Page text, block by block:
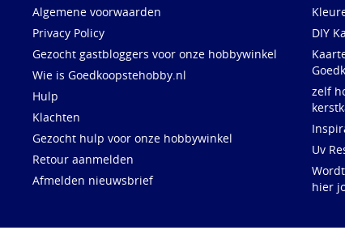
Algemene voorwaarden
Privacy Policy
Gezocht gastbloggers voor onze hobbywinkel
Wie is Goedkoopstehobby.nl
Hulp
Klachten
Gezocht hulp voor onze hobbywinkel
Retour aanmelden
Afmelden nieuwsbrief
DIY
zelf
Uv
hier